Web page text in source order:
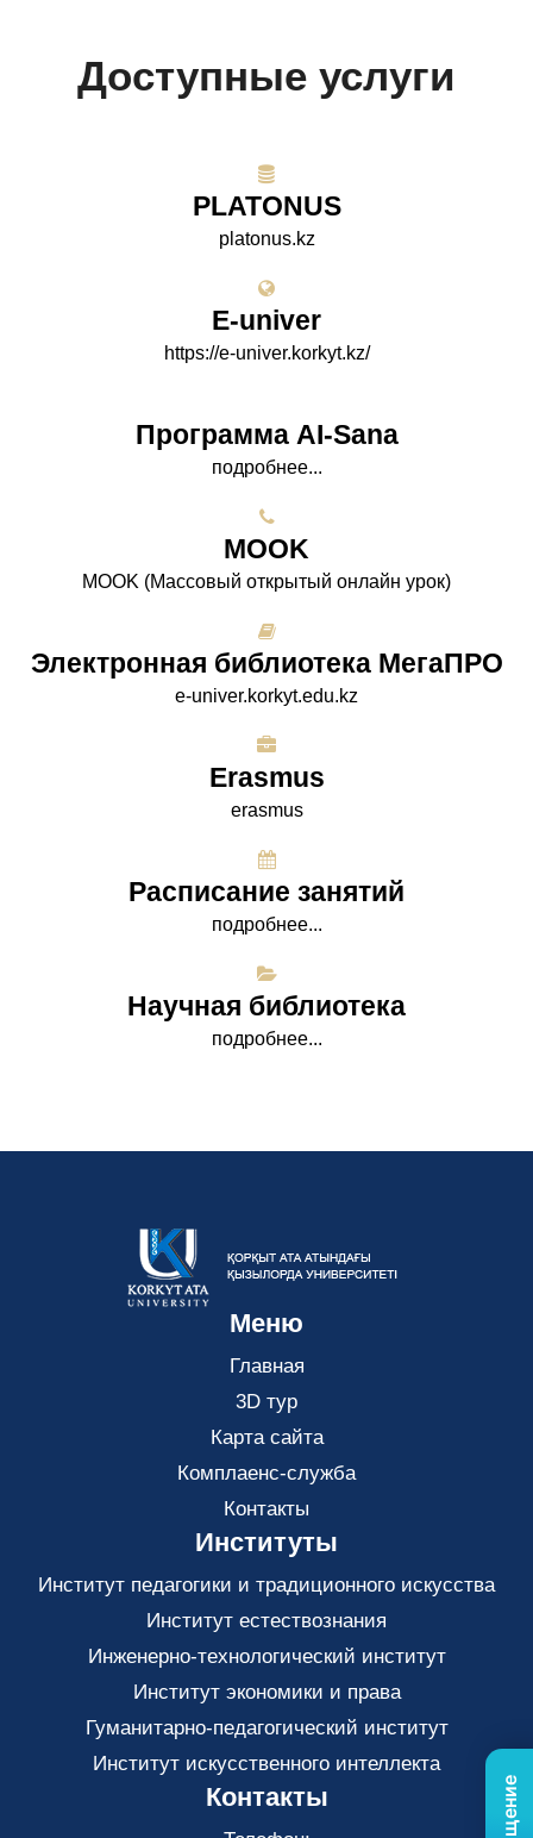
Доступные услуги
PLATONUS
platonus.kz
E-univer
https://e-univer.korkyt.kz/
Программа AI-Sana
подробнее...
МООK
МООK (Массовый открытый онлайн урок)
Электронная библиотека МегаПРО
e-univer.korkyt.edu.kz
Erasmus
erasmus
Расписание занятий
подробнее...
Научная библиотека
подробнее...
Меню
Главная
3D тур
Карта сайта
Комплаенс-служба
Контакты
Институты
Институт педагогики и традиционного искусства
Институт естествознания
Инженерно-технологический институт
Институт экономики и права
Гуманитарно-педагогический институт
Институт искусственного интеллекта
Контакты